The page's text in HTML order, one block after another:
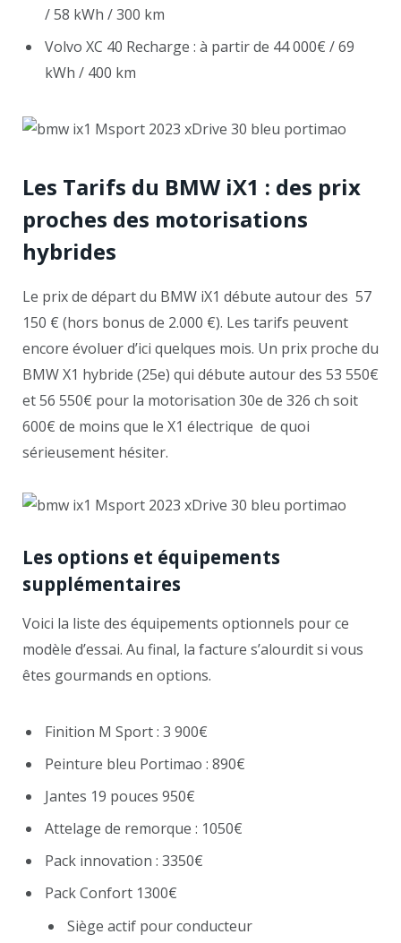
/ 58 kWh / 300 km
Volvo XC 40 Recharge : à partir de 44 000€ / 69
kWh / 400 km
Les Tarifs du BMW iX1 : des prix
proches des motorisations
hybrides
Le prix de départ du BMW iX1 débute autour des 57
150 € (hors bonus de 2.000 €). Les tarifs peuvent
encore évoluer d’ici quelques mois. Un prix proche du
BMW X1 hybride (25e) qui débute autour des 53 550€
et 56 550€ pour la motorisation 30e de 326 ch soit
600€ de moins que le X1 électrique de quoi
sérieusement hésiter.
Les options et équipements
supplémentaires
Voici la liste des équipements optionnels pour ce
modèle d’essai. Au final, la facture s’alourdit si vous
êtes gourmands en options.
Finition M Sport : 3 900€
Peinture bleu Portimao : 890€
Jantes 19 pouces 950€
Attelage de remorque : 1050€
Pack innovation : 3350€
Pack Confort 1300€
Siège actif pour conducteur